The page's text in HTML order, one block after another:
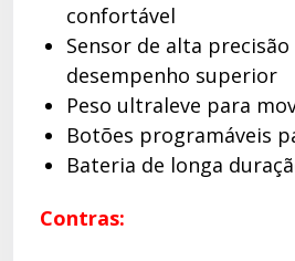
confortável
Sensor de alta
desempenho superior
Peso ultraleve para
Botões programáveis
Bateria de longa
Contras: